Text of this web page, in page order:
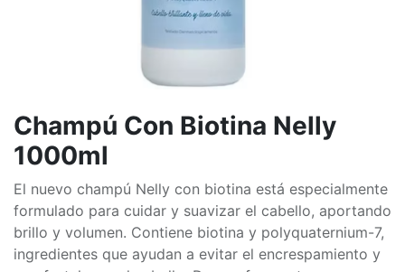
Champú Con Biotina Nelly
1000ml
El nuevo champú Nelly con biotina está especialmente
formulado para cuidar y suavizar el cabello, aportando
brillo y volumen. Contiene biotina y polyquaternium-7,
ingredientes que ayudan a evitar el encrespamiento y